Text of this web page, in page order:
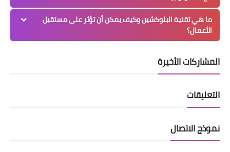
ما هي تقنية البلوكشين وكيف يمكن أن تؤثر على مستقبل
الأعمال؟
المشاركات الأخيرة
التعليقات
نموذج الاتصال